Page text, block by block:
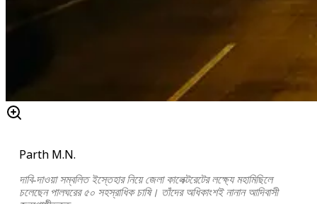
Parth M.N.
দাবি-দাওয়া সম্বলিত ইস্তেহার নিয়ে জেলা কালেক্টরেটের লক্ষ্যে মহামিছিলে
চলেছেন পালঘরের ৫০ সহস্রাধিক চাষি। তাঁদের অধিকাংশই নানান আদিবাসী